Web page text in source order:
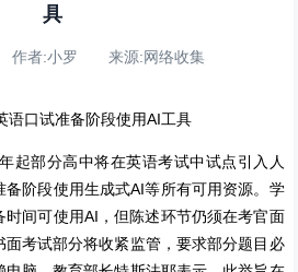
具
者:小罗 来源:网络收集
语口试准备阶段使用AI工具
起部分高中将在英语考试中试点引入人
阶段使用生成式AI等所有可用资源。学
间可使用AI，但陈述环节仍须在考官面
考试部分将收紧监管，要求部分题目必